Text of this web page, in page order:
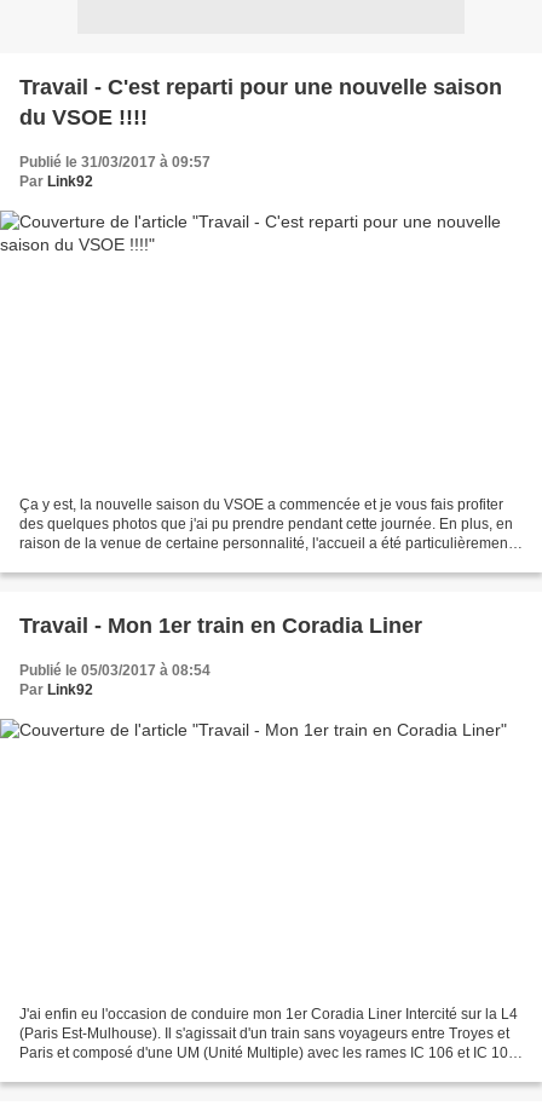
Travail - C'est reparti pour une nouvelle saison
du VSOE !!!!
Publié le 31/03/2017 à 09:57
Par Link92
Ça y est, la nouvelle saison du VSOE a commencée et je vous fais profiter
des quelques photos que j'ai pu prendre pendant cette journée. En plus, en
raison de la venue de certaine personnalité, l'accueil a été particulièrement
Travail - Mon 1er train en Coradia Liner
Publié le 05/03/2017 à 08:54
Par Link92
J'ai enfin eu l'occasion de conduire mon 1er Coradia Liner Intercité sur la L4
(Paris Est-Mulhouse). Il s'agissait d'un train sans voyageurs entre Troyes et
Paris et composé d'une UM (Unité Multiple) avec les rames IC 106 et IC 104.